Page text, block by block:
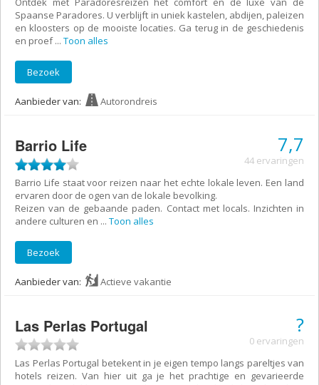
Spaanse Paradores. U verblijft in uniek kastelen, abdijen, paleizen
en kloosters op de mooiste locaties. Ga terug in de geschiedenis
en proef... Toon alles
Bezoek
Aanbieder van: Autorondreis
7,7
44 ervaringen
Barrio Life
Barrio Life staat voor reizen naar het echte lokale leven. Een land
ervaren door de ogen van de lokale bevolking.
Reizen van de gebaande paden. Contact met locals. Inzichten in
andere culturen en ... Toon alles
Bezoek
Aanbieder van: Actieve vakantie
?
0 ervaringen
Las Perlas Portugal
Las Perlas Portugal betekent in je eigen tempo langs pareltjes van
hotels reizen. Van hier uit ga je het prachtige en gevarieerde